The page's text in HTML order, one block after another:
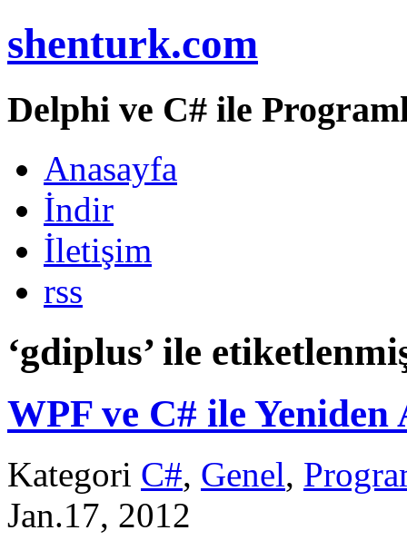
shenturk.com
Delphi ve C# ile
Anasayfa
İndir
İletişim
rss
‘gdiplus’ ile
WPF ve C# ile Yeniden
Kategori C#, Genel,
Jan.17, 2012